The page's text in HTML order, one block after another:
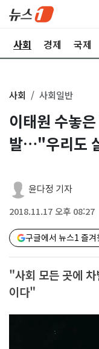
사회 경제 국제
사회 사회일반
이태원 수놓
발…"우리도
윤다정 기자
2018.11.17 오후 08:27
구글에서 뉴스1 즐겨
"사회 모든 곳에
이다"